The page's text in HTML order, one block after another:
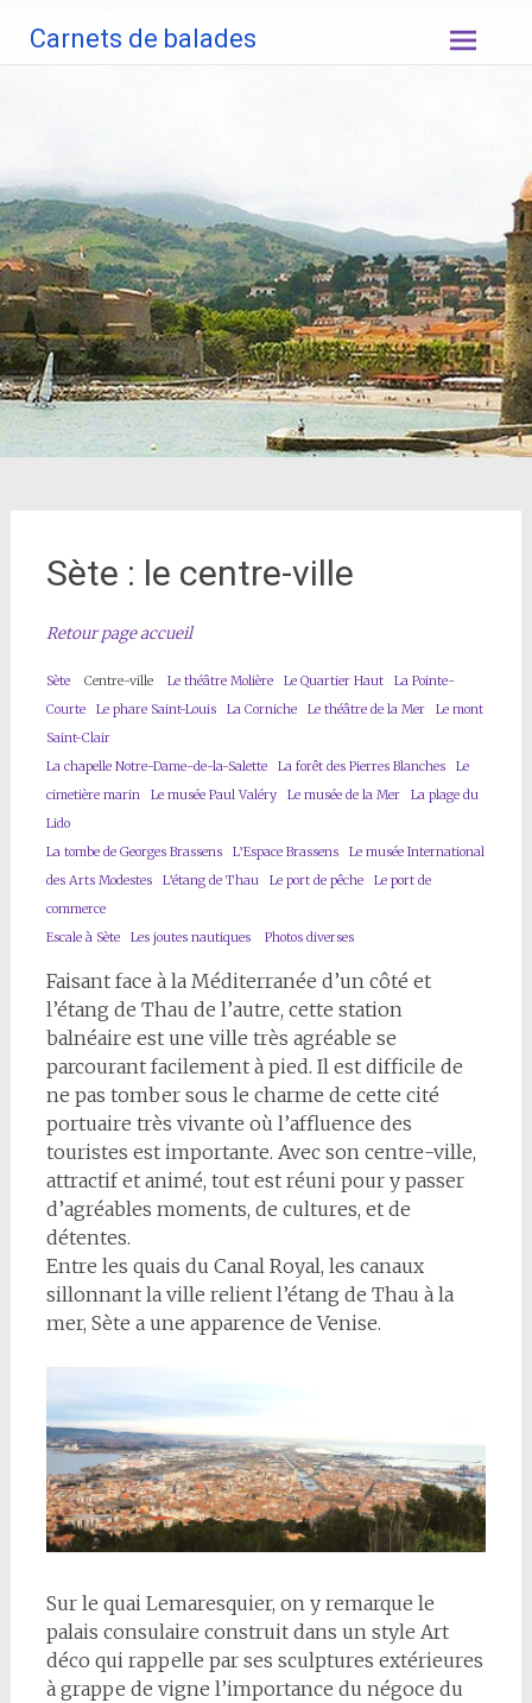
contenu
Carnets de balades
Sète : le centre-ville
Retour page accueil
SèteCentre-ville Le théâtre Molière Le Quartier Haut
La Pointe-
Courte
Le phare Saint-Louis La Corniche Le théâtre de la Mer
Le mont
Saint-Clair
La chapelle Notre-Dame-de-la-Salette
La forêt des Pierres Blanches
Le
cimetière marin
Le musée Paul Valéry Le musée de la Mer
La plage du
Lido
La tombe de Georges Brassens
L’Espace Brassens
Le musée International
des Arts Modestes
L’étang de Thau Le port de pêche
Le port de
commerce
Escale à Sète
Les joutes nautiques Photos diverses
Faisant face à la Méditerranée d’un côté et
l’étang de Thau de l’autre, cette station
balnéaire est une ville très agréable se
parcourant facilement à pied. Il est difficile de
ne pas tomber sous le charme de cette cité
portuaire très vivante où l’affluence des
touristes est importante. Avec son centre-ville,
attractif et animé, tout est réuni pour y passer
d’agréables moments, de cultures, et de
détentes.
Entre les quais du Canal Royal, les canaux
sillonnant la ville relient l’étang de Thau à la
mer, Sète a une apparence de Venise.
Sur le quai Lemaresquier, on y remarque le
palais consulaire construit dans un style Art
déco qui rappelle par ses sculptures extérieures
à grappe de vigne l’importance du négoce du